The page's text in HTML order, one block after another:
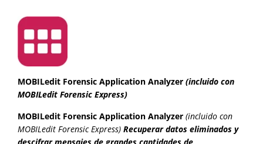
MOBILedit Forensic Application Analyzer (incluido con
MOBILedit Forensic Express)
MOBILedit Forensic Application Analyzer (incluido con
MOBILedit Forensic Express) Recuperar datos eliminados y